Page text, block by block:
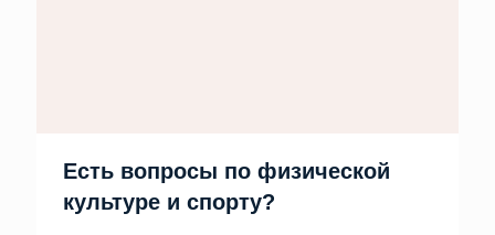
Есть вопросы по физической
культуре и спорту?